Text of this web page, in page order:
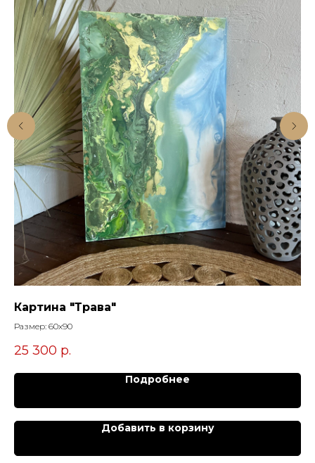
Картина "Трава"
Размер: 60х90
25 300 р.
Подробнее
Добавить в корзину